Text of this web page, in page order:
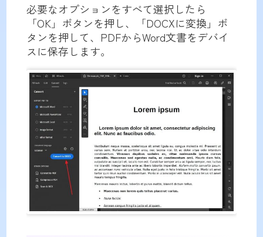
必要なオプションをすべて選択したら
「OK」ボタンを押し、「DOCXに変換」ボ
タンを押して、PDFからWord文書をデバイ
スに保存します。